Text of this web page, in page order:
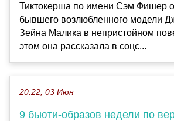
Тиктокерша по имени Сэм Фишер
бывшего возлюбленного модели
Зейна Малика в непристойном
этом она рассказала в соцс...
20:22, 03 Июн
9 бьюти-образов недели по